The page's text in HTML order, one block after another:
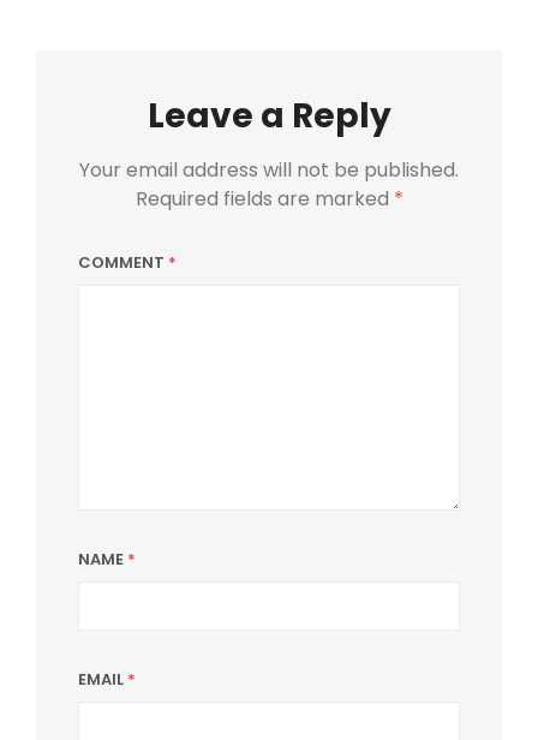
Leave a Reply
Your email address will not be published.
Required fields are marked *
COMMENT *
NAME *
EMAIL *